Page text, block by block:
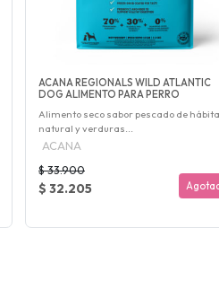
ACANA REGIONALS WILD ATLANTIC
DOG ALIMENTO PARA PERRO
Alimento seco sabor pescado de
natural y verduras...
ACANA
$ 33.900
$ 32.205